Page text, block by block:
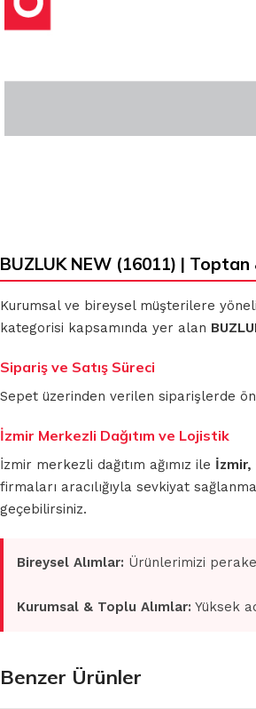
BUZLUK NEW (16011) |
Kurumsal ve bireysel müşterilere
kategorisi kapsamında yer alan
Sipariş ve Satış Süreci
Sepet üzerinden verilen siparişlerde
İzmir Merkezli Dağıtım ve Lojistik
İzmir merkezli dağıtım ağımız ile İzmir,
firmaları aracılığıyla sevkiyat
geçebilirsiniz.
Bireysel Alımlar: Ürünlerimizi
Kurumsal & Toplu Alımlar: Yüksek
Benzer Ürünler